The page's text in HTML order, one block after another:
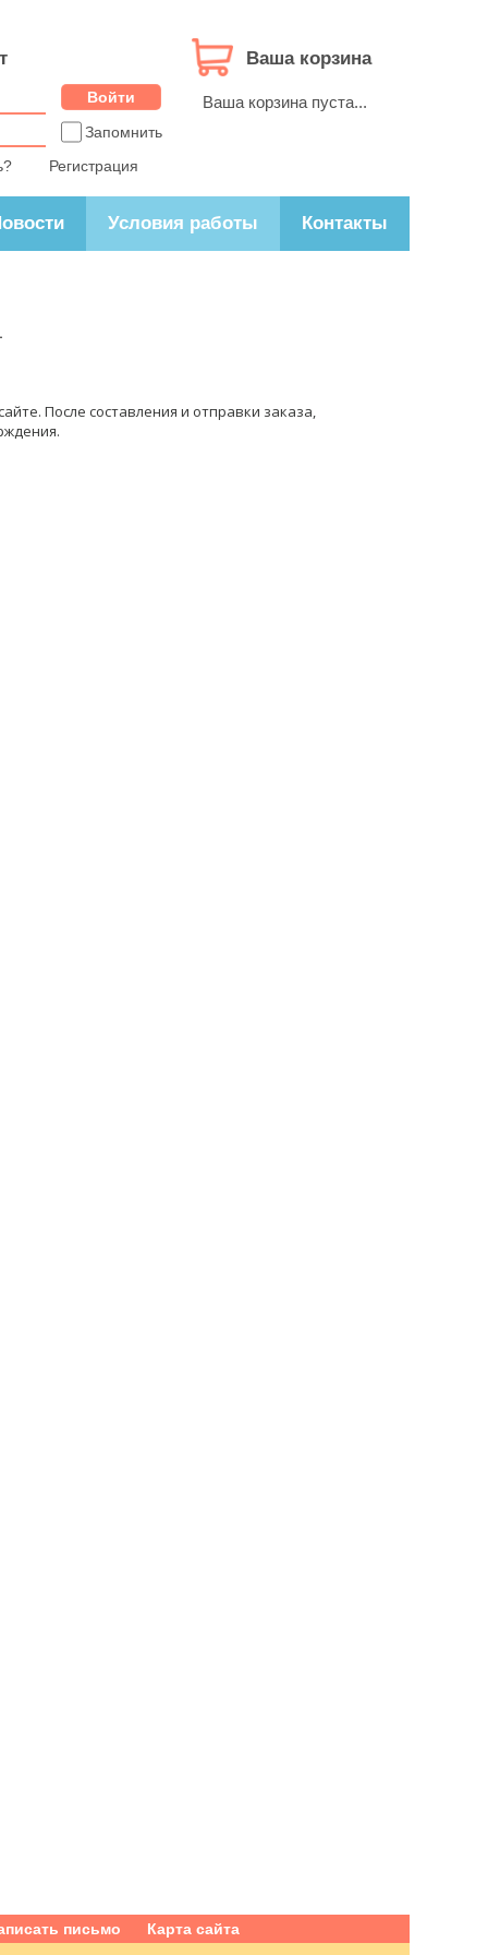
Ваша корзина
Ваша корзина пуста...
Запомнить
Регистрация
Условия работы Контакты
После составления и отправки заказа,
письмо
Карта сайта